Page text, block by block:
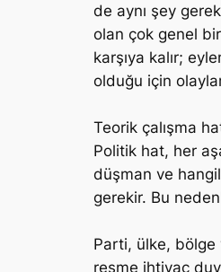
de aynı şey
olan çok genel
karşıya kalır;
olduğu için
Teorik çalışma
Politik hat, her
düşman ve
gerekir. Bu
Parti, ülke, bölge
resme ihtiyaç